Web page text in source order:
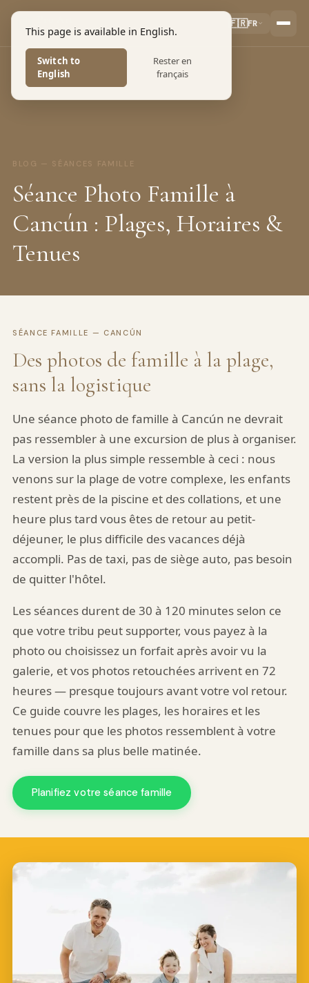
This page is available in English.
Switch to
English
Rester en
français
PHOTOGRAPHERS
🇫🇷FR
BLOG — SÉANCES FAMILLE
Séance Photo Famille à
Cancún : Plages, Horaires &
Tenues
SÉANCE FAMILLE — CANCÚN
Des photos de famille à la plage,
sans la logistique
Une séance photo de famille à Cancún ne devrait
pas ressembler à une excursion de plus à organiser.
La version la plus simple ressemble à ceci : nous
venons sur la plage de votre complexe, les enfants
restent près de la piscine et des collations, et une
heure plus tard vous êtes de retour au petit-
déjeuner, le plus difficile des vacances déjà
accompli. Pas de taxi, pas de siège auto, pas besoin
de quitter l'hôtel.
Les séances durent de 30 à 120 minutes selon ce
que votre tribu peut supporter, vous payez à la
photo ou choisissez un forfait après avoir vu la
galerie, et vos photos retouchées arrivent en 72
heures — presque toujours avant votre vol retour.
Ce guide couvre les plages, les horaires et les
tenues pour que les photos ressemblent à votre
famille dans sa plus belle matinée.
Planifiez votre séance famille